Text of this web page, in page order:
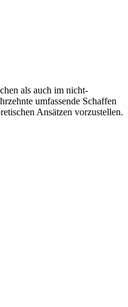
als auch im nicht-
umfassende Schaffen
Ansätzen vorzustellen.